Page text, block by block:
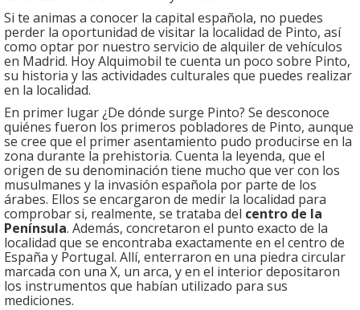
Si te animas a conocer la capital española, no puedes
perder la oportunidad de visitar la localidad de Pinto, así
como optar por nuestro servicio de alquiler de vehículos
en Madrid. Hoy Alquimobil te cuenta un poco sobre Pinto,
su historia y las actividades culturales que puedes realizar
en la localidad.
En primer lugar ¿De dónde surge Pinto? Se desconoce
quiénes fueron los primeros pobladores de Pinto, aunque
se cree que el primer asentamiento pudo producirse en la
zona durante la prehistoria. Cuenta la leyenda, que el
origen de su denominación tiene mucho que ver con los
musulmanes y la invasión española por parte de los
árabes. Ellos se encargaron de medir la localidad para
comprobar si, realmente, se trataba del centro de la
Península. Además, concretaron el punto exacto de la
localidad que se encontraba exactamente en el centro de
España y Portugal. Allí, enterraron en una piedra circular
marcada con una X, un arca, y en el interior depositaron
los instrumentos que habían utilizado para sus
mediciones.